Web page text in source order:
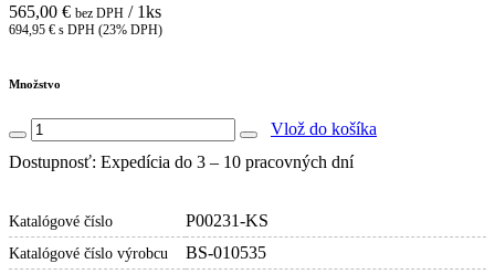
565,00 € bez DPH / 1ks
694,95 € s DPH (23% DPH)
Množstvo
Vlož do košíka
Dostupnosť: Expedícia do 3 – 10 pracovných dní
Katalógové číslo P00231-KS
Katalógové číslo výrobcu BS-010535